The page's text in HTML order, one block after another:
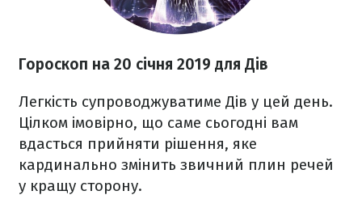
Гороскоп на 20 січня 2019 для Дів
Легкість супроводжуватиме Дів у цей день.
Цілком імовірно, що саме сьогодні вам
вдасться прийняти рішення, яке
кардинально змінить звичний плин речей
у кращу сторону.